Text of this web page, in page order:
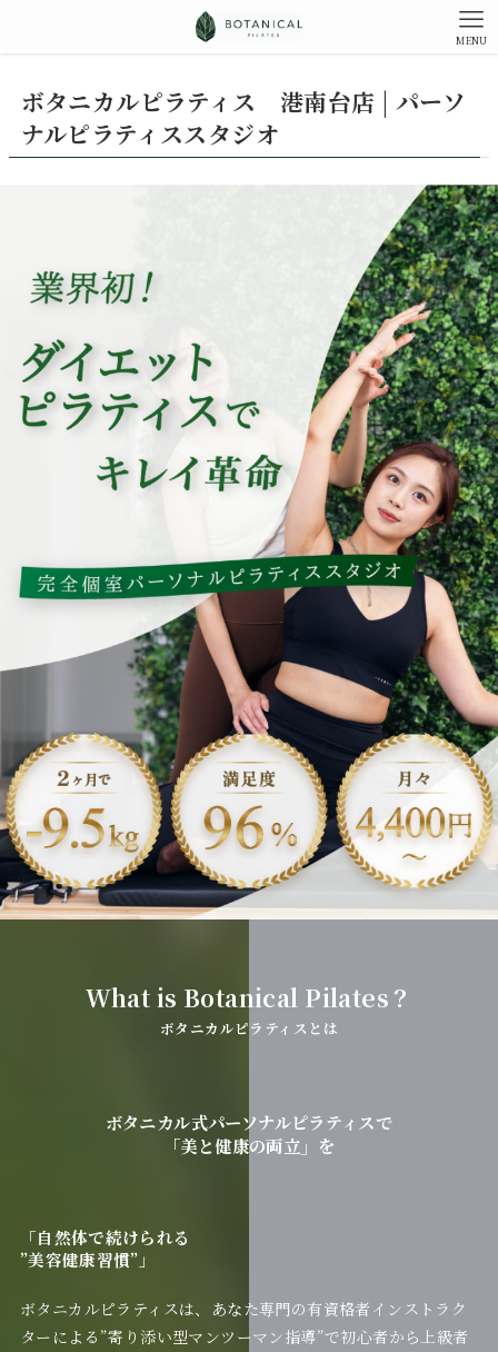
MENU
ボタニカルピラティス 港南台店 | パーソ
ナルピラティススタジオ
What is Botanical Pilates？
ボタニカルピラティスとは
ボタニカル式パーソナルピラティスで
「美と健康の両立」を
「自然体で続けられる
”美容健康習慣”」
ボタニカルピラティスは、あなた専門の有資格者インストラク
ターによる”寄り添い型マンツーマン指導”で初心者から上級者